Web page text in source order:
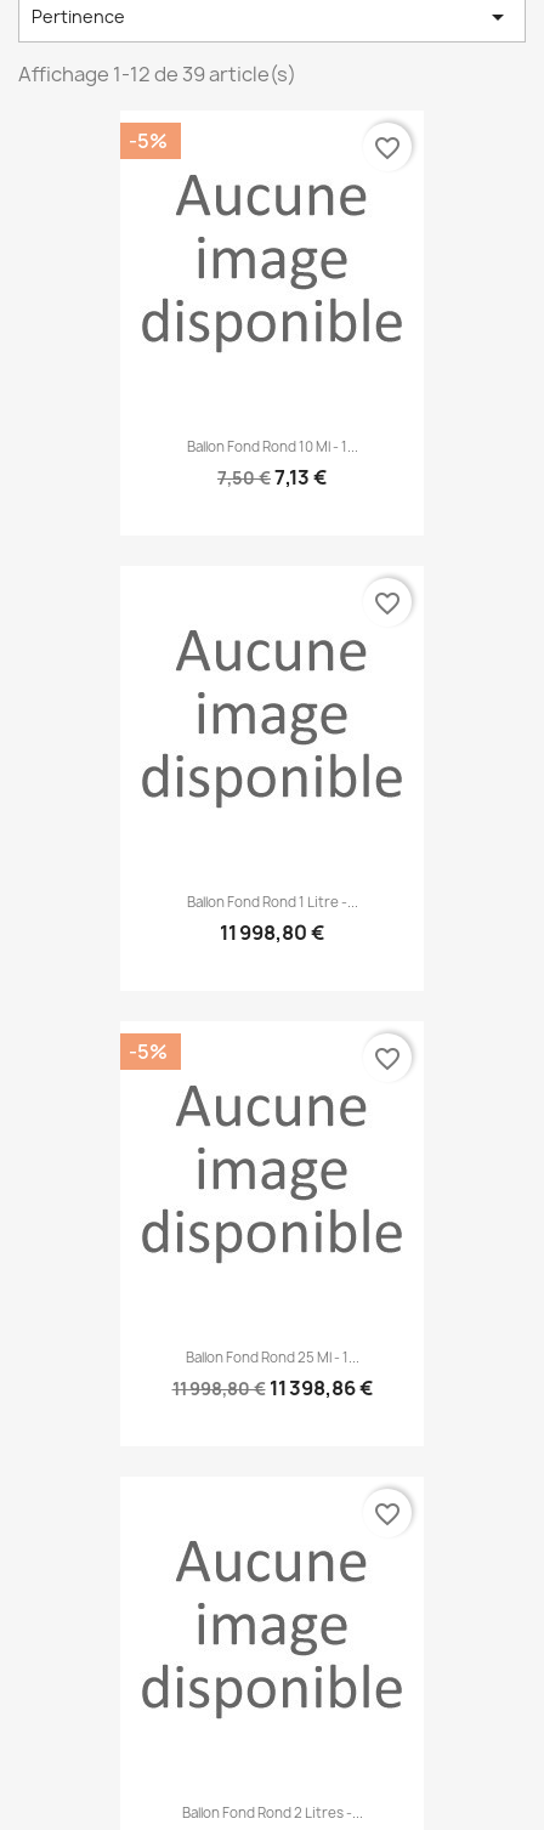
Pertinence 
Affichage 1-12 de 39 article(s)
Ballon Fond Rond 10 Ml - 1...
7,50 €7,13 €
-5% favorite_border
Ballon Fond Rond 1 Litre -...
11 998,80 €
favorite_border
Ballon Fond Rond 25 Ml - 1...
11 998,80 € 11 398,86 €
-5% favorite_border
Ballon Fond Rond 2 Litres -...
favorite_border